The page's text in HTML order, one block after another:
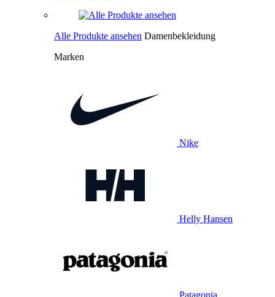
Alle Produkte ansehen Damenbekleidung
Marken
Nike
Helly Hansen
Patagonia